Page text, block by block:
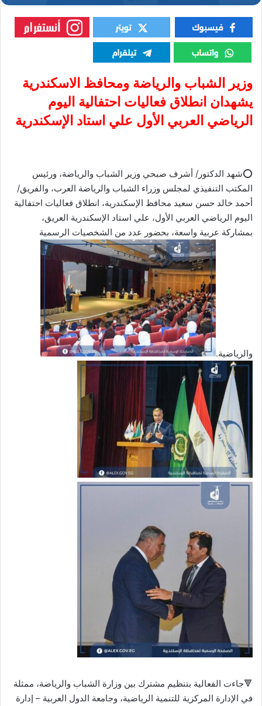
وزير الشباب والرياضة ومحافظ الاسكندرية
يشهدان انطلاق فعاليات احتفالية اليوم
الرياضي العربي الأول علي استاد الإسكندرية
⭕️شهد الدكتور/ أشرف صبحي وزير الشباب والرياضة، ورئيس
المكتب التنفيذي لمجلس وزراء الشباب والرياضة العرب، والفريق/
أحمد خالد حسن سعيد محافظ الإسكندرية، انطلاق فعاليات احتفالية
اليوم الرياضي العربي الأول، علي استاد الإسكندرية العريق،
بمشاركة عربية واسعة، بحضور عدد من الشخصيات الرسمية
والرياضية.
🔻جاءت الفعالية بتنظيم مشترك بين وزارة الشباب والرياضة، ممثلة
في الإدارة المركزية للتنمية الرياضية، وجامعة الدول العربية – إدارة